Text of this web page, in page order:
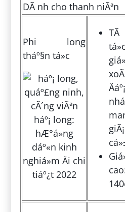
DÃ nh cho thanh niÃªn
Phi long
tháº§n tá»c
TÃ